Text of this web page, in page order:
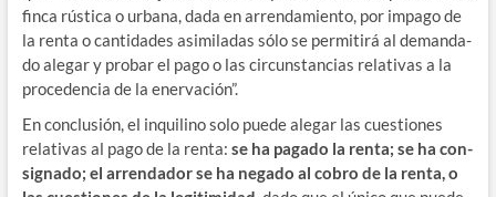
fin­ca rús­ti­ca o urba­na, dada en arren­da­mien­to, por impa­go de
la ren­ta o can­ti­da­des asi­mi­la­das sólo se per­mi­ti­rá al deman­da­
do ale­gar y pro­bar el pago o las cir­cuns­tan­cias rela­ti­vas a la
pro­ce­den­cia de la enervación”.
En con­clu­sión, el inqui­lino solo pue­de ale­gar las cues­tio­nes
rela­ti­vas al pago de la ren­ta: se ha paga­do la ren­ta; se ha con­
sig­na­do; el arren­da­dor se ha nega­do al cobro de la ren­ta, o